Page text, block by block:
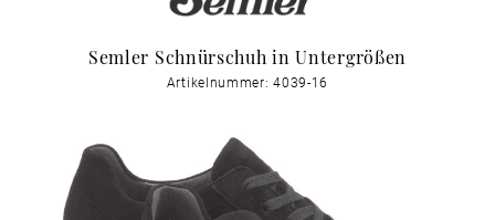
Semler Schnürschuh in Untergrößen
Artikelnummer: 4039-16